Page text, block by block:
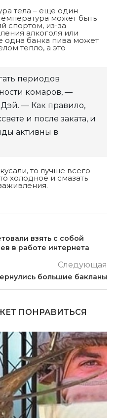
тела – еще один
может быть
спортом, из-за
алкоголя или
одна банка пива может
тепло, а это
периодов
комаров, —
Дэй. — Как правило,
и после заката, и
активны в
то лучше всего
холодное и смазать
взять с собой
в работе интернета
Следующая
большие бакланы
ПОНРАВИТЬСЯ